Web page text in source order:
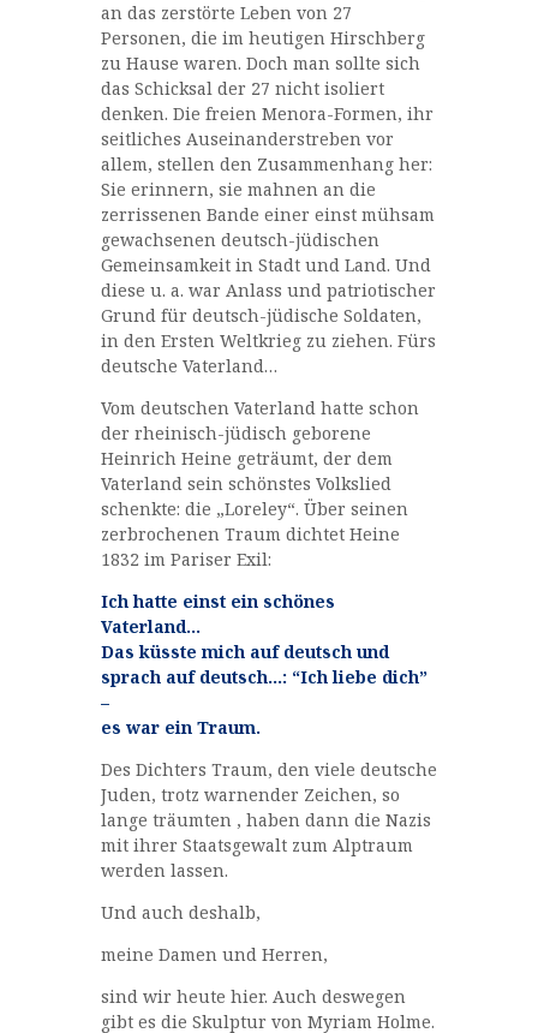
an das zerstörte Leben von 27
Personen, die im heutigen Hirschberg
zu Hause waren. Doch man sollte sich
das Schicksal der 27 nicht isoliert
denken. Die freien Menora-Formen, ihr
seitliches Auseinanderstreben vor
allem, stellen den Zusammenhang her:
Sie erinnern, sie mahnen an die
zerrissenen Bande einer einst mühsam
gewachsenen deutsch-jüdischen
Gemeinsamkeit in Stadt und Land. Und
diese u. a. war Anlass und patriotischer
Grund für deutsch-jüdische Soldaten,
in den Ersten Weltkrieg zu ziehen. Fürs
deutsche Vaterland…
Vom deutschen Vaterland hatte schon
der rheinisch-jüdisch geborene
Heinrich Heine geträumt, der dem
Vaterland sein schönstes Volkslied
schenkte: die „Loreley“. Über seinen
zerbrochenen Traum dichtet Heine
1832 im Pariser Exil:
Ich hatte einst ein schönes
Vaterland…
Das küsste mich auf deutsch und
sprach auf deutsch…: “Ich liebe dich”
–
es war ein Traum.
Des Dichters Traum, den viele deutsche
Juden, trotz warnender Zeichen, so
lange träumten , haben dann die Nazis
mit ihrer Staatsgewalt zum Alptraum
werden lassen.
Und auch deshalb,
meine Damen und Herren,
sind wir heute hier. Auch deswegen
gibt es die Skulptur von Myriam Holme.